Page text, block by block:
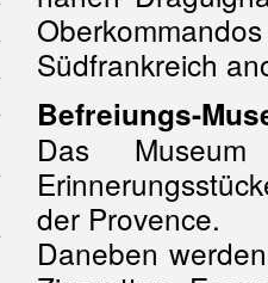
Südfrankreich
Befreiungs-
Das
der Provence.
Daneben